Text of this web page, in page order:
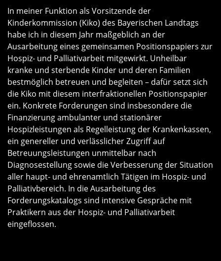
In meiner Funktion als Vorsitzende der
Kinderkommission (Kiko) des Bayerischen Landtags
habe ich in diesem Jahr maßgeblich an der
Ausarbeitung eines gemeinsamen Positionspapiers zur
Hospiz- und Palliativarbeit mitgewirkt. Unheilbar
kranke und sterbende Kinder und deren Familien
bestmöglich betreuen und begleiten – dafür setzt sich
die Kiko mit diesem interfraktionellen Positionspapier
ein. Konkrete Forderungen sind insbesondere die
Finanzierung ambulanter und stationärer
Hospizleistungen als Regelleistung der Krankenkassen,
ein genereller und verlässlicher Zugriff auf
Betreuungsleistungen unmittelbar nach
Diagnosestellung sowie die Verbesserung der Situation
aller haupt- und ehrenamtlich Tätigen im Hospiz- und
Palliativbereich. In die Ausarbeitung des
Forderungskatalogs sind intensive Gespräche mit
Praktikern aus der Hospiz- und Palliativarbeit
eingeflossen.